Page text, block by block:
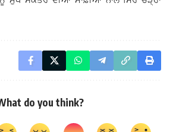
do you think?